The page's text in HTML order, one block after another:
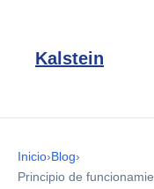
Kalstein
Inicio›Blog›
Principio de